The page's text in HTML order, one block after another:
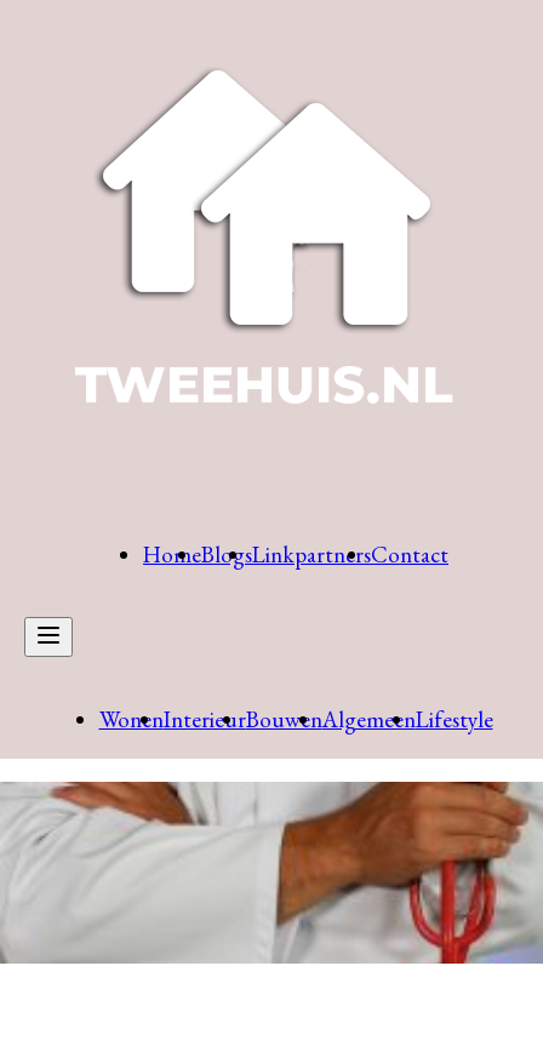
HomeBlogsLinkpartnersContact
WonenInterieurBouwenAlgemeenLifestyle